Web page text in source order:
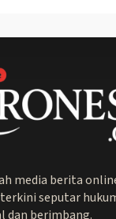
media berita
seputar
dan berimbang.